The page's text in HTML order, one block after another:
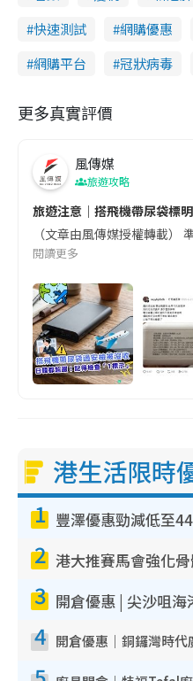
快速測試
網購優惠
網購平台
冠狀病毒
更多真實評價
風傳媒
旅遊攻略
旅遊注意｜搭飛機帶尿袋標
（文章由風傳媒授權轉載
閱讀更多
港生活限時
1
2
3
4